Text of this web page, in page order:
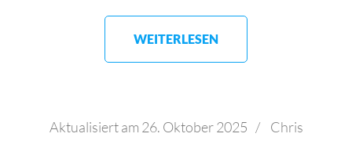
WEITERLESEN
Aktualisiert am 26. Oktober 2025 / Chris